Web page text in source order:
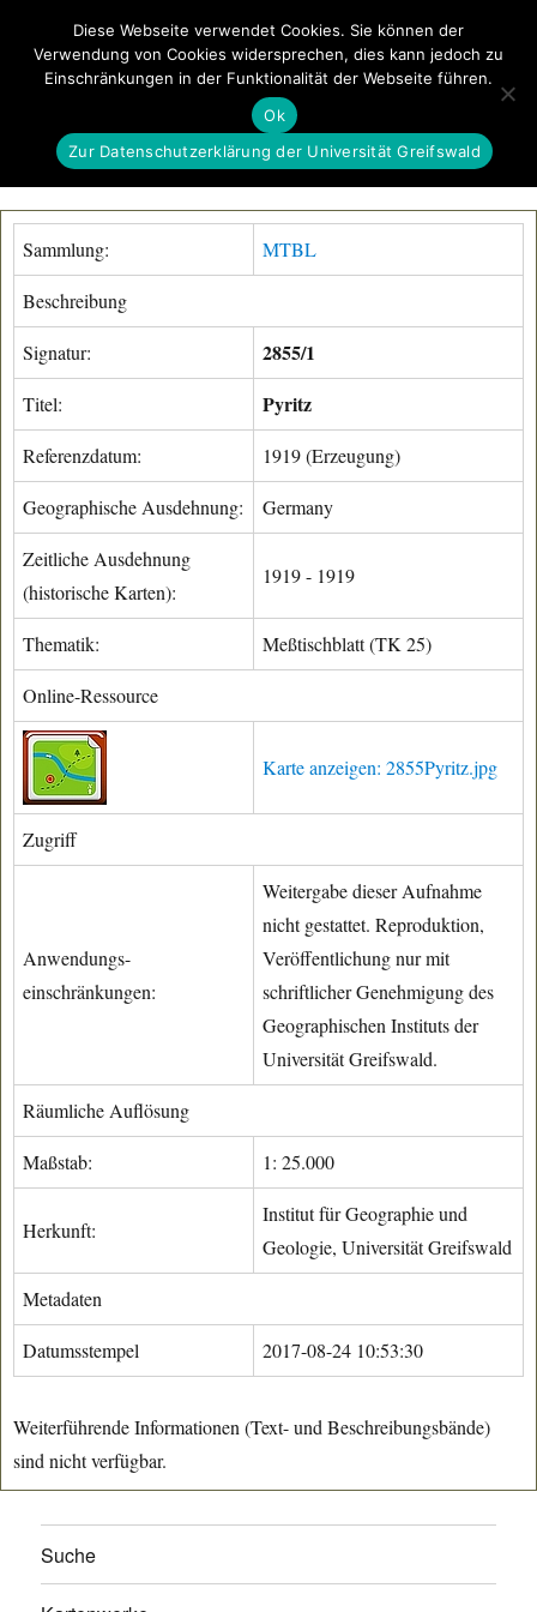
GeoGREIF MENÜ
Sammlung: MTBL
Beschreibung
Signatur: 2855/1
Titel: Pyritz
Referenzdatum: 1919 (Erzeugung)
Geographische Ausdehnung: Germany
Zeitliche Ausdehnung
(historische Karten):
1919 - 1919
Thematik: Meßtischblatt (TK 25)
Online-Ressource
Karte anzeigen: 2855Pyritz.jpg
Zugriff
Anwendungs-
einschränkungen:
Weitergabe dieser Aufnahme
nicht gestattet. Reproduktion,
Veröffentlichung nur mit
schriftlicher Genehmigung des
Geographischen Instituts der
Universität Greifswald.
Räumliche Auflösung
Maßstab: 1: 25.000
Herkunft:
Institut für Geographie und
Geologie, Universität Greifswald
Metadaten
Datumsstempel 2017-08-24 10:53:30
Weiterführende Informationen (Text- und Beschreibungsbände)
sind nicht verfügbar.
Suche
Diese Webseite verwendet Cookies. Sie können der
Verwendung von Cookies widersprechen, dies kann jedoch zu
Einschränkungen in der Funktionalität der Webseite führen.
Ok
Zur Datenschutzerklärung der Universität Greifswald